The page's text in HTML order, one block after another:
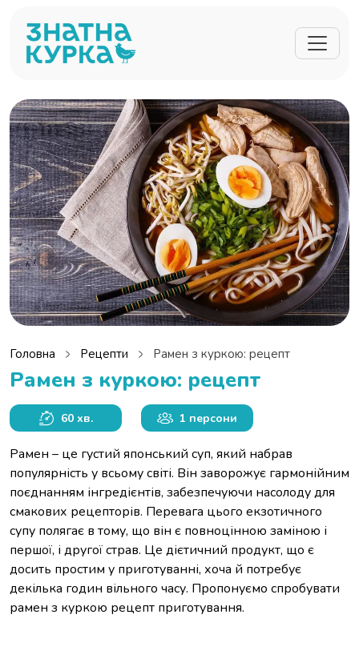
Головна Рецепти Рамен з куркою: рецепт
Рамен з куркою: рецепт
60 хв. 1 персони
Рамен – це густий японський суп, який набрав
популярність у всьому світі. Він заворожує гармонійним
поєднанням інгредієнтів, забезпечуючи насолоду для
смакових рецепторів. Перевага цього екзотичного
супу полягає в тому, що він є повноцінною заміною і
першої, і другої страв. Це дієтичний продукт, що є
досить простим у приготуванні, хоча й потребує
декілька годин вільного часу. Пропонуємо спробувати
рамен з куркою рецепт приготування.